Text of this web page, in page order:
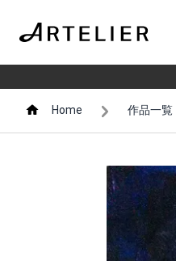
Home 作品一覧